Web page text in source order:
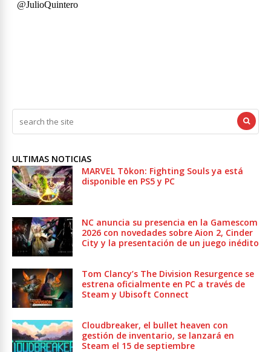
ULTIMAS NOTICIAS
MARVEL Tōkon: Fighting Souls ya está
disponible en PS5 y PC
NC anuncia su presencia en la Gamescom
2026 con novedades sobre Aion 2, Cinder
City y la presentación de un juego inédito
Tom Clancy’s The Division Resurgence se
estrena oficialmente en PC a través de
Steam y Ubisoft Connect
Cloudbreaker, el bullet heaven con
gestión de inventario, se lanzará en
Steam el 15 de septiembre